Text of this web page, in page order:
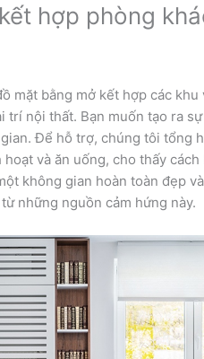
hợp phòng
mặt bằng mở kết hợp các
trí nội thất. Bạn muốn tạo ra
Để hỗ trợ, chúng tôi tổng
và ăn uống, cho thấy
không gian hoàn toàn đẹp
những nguồn cảm hứng này.